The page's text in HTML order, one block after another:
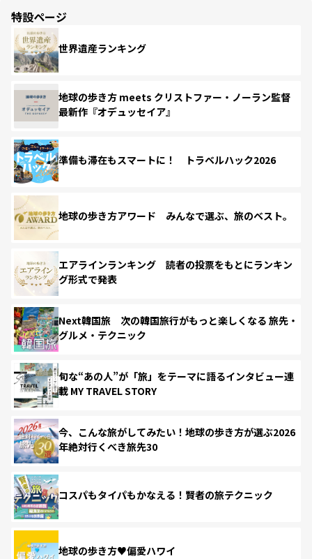
特設ページ
世界遺産ランキング
地球の歩き方 meets クリストファー・ノーラン監督
最新作『オデュッセイア』
準備も滞在もスマートに！ トラベルハック2026
地球の歩き方アワード みんなで選ぶ、旅のベスト。
エアラインランキング 読者の投票をもとにランキン
グ形式で発表
Next韓国旅 次の韓国旅行がもっと楽しくなる 旅先・
グルメ・テクニック
旬な“あの人”が「旅」をテーマに語るインタビュー連
載 MY TRAVEL STORY
今、こんな旅がしてみたい！地球の歩き方が選ぶ2026
年絶対行くべき旅先30
コスパもタイパもかなえる！賢者の旅テクニック
地球の歩き方♥偏愛ハワイ